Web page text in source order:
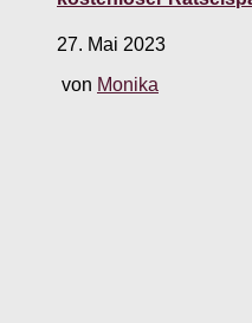
27. Mai 2023
von Monika